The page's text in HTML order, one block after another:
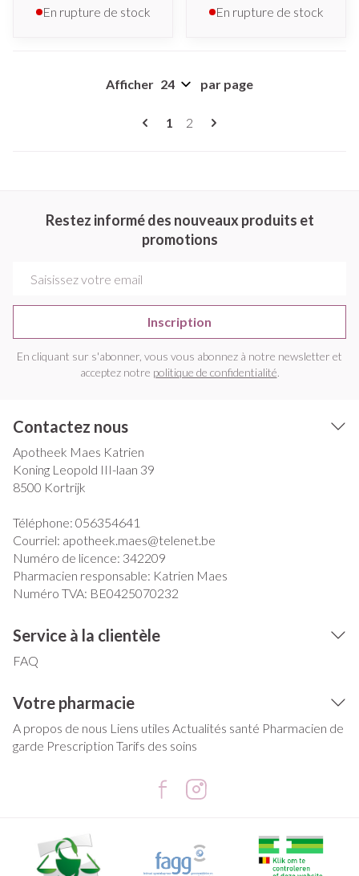
En rupture de stock En rupture de stock
Pages
Vous lisez actuellement la page
1 Page
2
Afficher par page
Restez informé des nouveaux produits et
promotions
Inscription
En cliquant sur s'abonner, vous vous abonnez à notre newsletter et
acceptez notre politique de confidentialité.
Contactez nous
Apotheek Maes Katrien
Koning Leopold III-laan 39
8500 Kortrijk
Téléphone: 056354641
Courriel: apotheek.maes@telenet.be
Numéro de licence: 342209
Pharmacien responsable: Katrien Maes
Numéro TVA: BE0425070232
Service à la clientèle
FAQ
Votre pharmacie
A propos de nous Liens utiles Actualités santé Pharmacien de
garde Prescription Tarifs des soins